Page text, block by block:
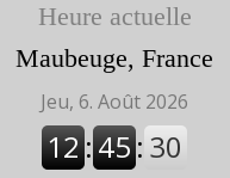
Heure actuelle
Maubeuge, France